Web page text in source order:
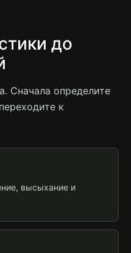
до
Сначала определите
к
высыхание и